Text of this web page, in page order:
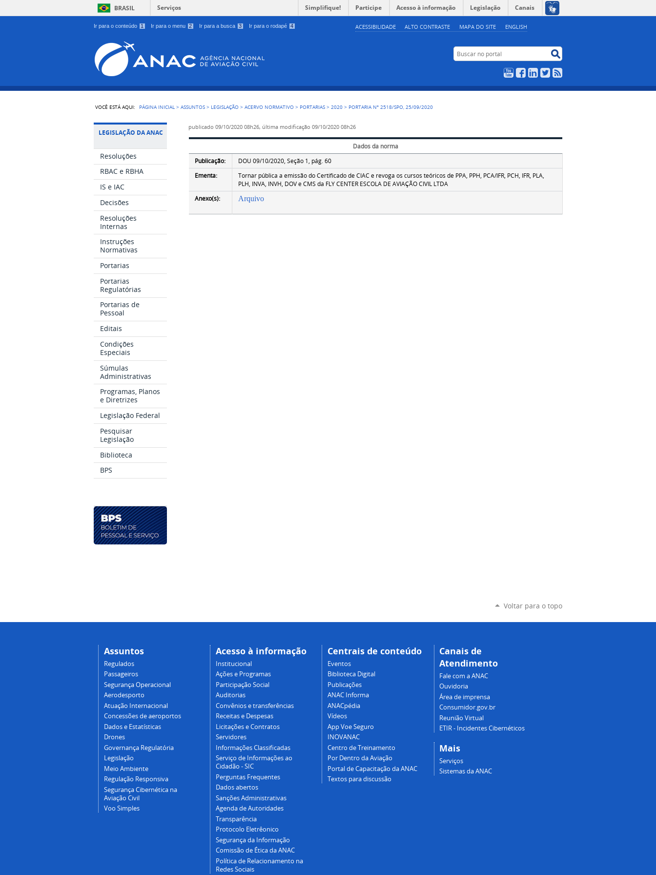
Ir para o conteúdo 1 Ir para o menu 2 Ir para a busca 3 Ir para o rodapé 4 ACESSIBILIDADE ALTO CONTRASTE MAPA DO SITE ENGLISH
BRASIL Serviços Simplifique! Participe Acesso à informação Legislação Canais
Buscar no portal
YouTubeFacebookLinkedIn
Twitter
VOCÊ ESTÁ AQUI: PÁGINA INICIAL >ASSUNTOS > LEGISLAÇÃO >ACERVO NORMATIVO > PORTARIAS >2020 > PORTARIA Nº 2518/SPO, 25/09/2020
LEGISLAÇÃO DA ANAC
Resoluções
RBAC e RBHA
IS e IAC
Decisões
Resoluções
Internas
Instruções
Normativas
Portarias
Portarias
Regulatórias
Portarias de
Pessoal
Editais
Condições
Especiais
Súmulas
Administrativas
Programas, Planos
e Diretrizes
Legislação Federal
Pesquisar
Legislação
Biblioteca
BPS
publicado 09/10/2020 08h26, última modificação 09/10/2020 08h26
Dados da norma
Publicação:
DOU 09/10/2020, Seção 1, pág. 60
Ementa:
Tornar pública a emissão do Certificado de CIAC e revoga os cursos teóricos de PPA, PPH, PCA/IFR, PCH, IFR, PLA,
PLH, INVA, INVH, DOV e CMS da FLY CENTER ESCOLA DE AVIAÇÃO CIVIL LTDA
Anexo(s):
Arquivo
Voltar para o topo
Assuntos
Regulados
Passageiros
Segurança Operacional
Aerodesporto
Atuação Internacional
Concessões de aeroportos
Dados e Estatísticas
Drones
Governança Regulatória
Legislação
Meio Ambiente
Regulação Responsiva
Segurança Cibernética na
Aviação Civil
Voo Simples
Acesso à informação
Institucional
Ações e Programas
Participação Social
Auditorias
Convênios e transferências
Receitas e Despesas
Licitações e Contratos
Servidores
Informações Classificadas
Serviço de Informações ao
Cidadão - SIC
Perguntas Frequentes
Dados abertos
Sanções Administrativas
Agenda de Autoridades
Transparência
Protocolo Eletrêonico
Segurança da Informação
Comissão de Ética da ANAC
Política de Relacionamento na
Redes Sociais
Centrais de conteúdo
Eventos
Biblioteca Digital
Publicações
ANAC Informa
ANACpédia
Vídeos
App Voe Seguro
INOVANAC
Centro de Treinamento
Por Dentro da Aviação
Portal de Capacitação da ANAC
Textos para discussão
Canais de
Atendimento
Fale com a ANAC
Ouvidoria
Área de imprensa
Consumidor.gov.br
Reunião Virtual
ETIR - Incidentes Cibernéticos
Mais
Serviços
Sistemas da ANAC